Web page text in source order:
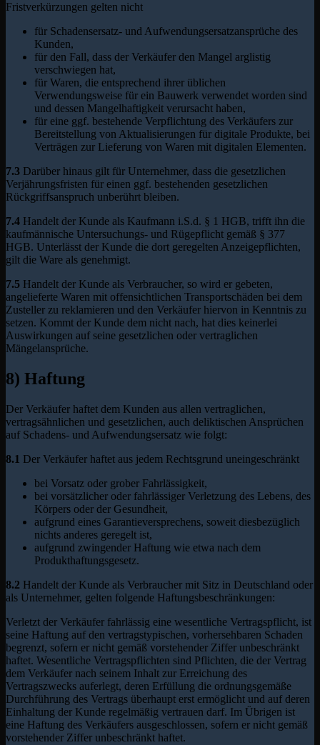
Fristverkürzungen gelten nicht
für Schadensersatz- und Aufwendungsersatzansprüche des
Kunden,
für den Fall, dass der Verkäufer den Mangel arglistig
verschwiegen hat,
für Waren, die entsprechend ihrer üblichen
Verwendungsweise für ein Bauwerk verwendet worden sind
und dessen Mangelhaftigkeit verursacht haben,
für eine ggf. bestehende Verpflichtung des Verkäufers zur
Bereitstellung von Aktualisierungen für digitale Produkte, bei
Verträgen zur Lieferung von Waren mit digitalen Elementen.
7.3 Darüber hinaus gilt für Unternehmer, dass die gesetzlichen
Verjährungsfristen für einen ggf. bestehenden gesetzlichen
Rückgriffsanspruch unberührt bleiben.
7.4 Handelt der Kunde als Kaufmann i.S.d. § 1 HGB, trifft ihn die
kaufmännische Untersuchungs- und Rügepflicht gemäß § 377
HGB. Unterlässt der Kunde die dort geregelten Anzeigepflichten,
gilt die Ware als genehmigt.
7.5 Handelt der Kunde als Verbraucher, so wird er gebeten,
angelieferte Waren mit offensichtlichen Transportschäden bei dem
Zusteller zu reklamieren und den Verkäufer hiervon in Kenntnis zu
setzen. Kommt der Kunde dem nicht nach, hat dies keinerlei
Auswirkungen auf seine gesetzlichen oder vertraglichen
Mängelansprüche.
8) Haftung
Der Verkäufer haftet dem Kunden aus allen vertraglichen,
vertragsähnlichen und gesetzlichen, auch deliktischen Ansprüchen
auf Schadens- und Aufwendungsersatz wie folgt:
8.1 Der Verkäufer haftet aus jedem Rechtsgrund uneingeschränkt
bei Vorsatz oder grober Fahrlässigkeit,
bei vorsätzlicher oder fahrlässiger Verletzung des Lebens, des
Körpers oder der Gesundheit,
aufgrund eines Garantieversprechens, soweit diesbezüglich
nichts anderes geregelt ist,
aufgrund zwingender Haftung wie etwa nach dem
Produkthaftungsgesetz.
8.2 Handelt der Kunde als Verbraucher mit Sitz in Deutschland oder
als Unternehmer, gelten folgende Haftungsbeschränkungen:
Verletzt der Verkäufer fahrlässig eine wesentliche Vertragspflicht, ist
seine Haftung auf den vertragstypischen, vorhersehbaren Schaden
begrenzt, sofern er nicht gemäß vorstehender Ziffer unbeschränkt
haftet. Wesentliche Vertragspflichten sind Pflichten, die der Vertrag
dem Verkäufer nach seinem Inhalt zur Erreichung des
Vertragszwecks auferlegt, deren Erfüllung die ordnungsgemäße
Durchführung des Vertrags überhaupt erst ermöglicht und auf deren
Einhaltung der Kunde regelmäßig vertrauen darf. Im Übrigen ist
eine Haftung des Verkäufers ausgeschlossen, sofern er nicht gemäß
vorstehender Ziffer unbeschränkt haftet.